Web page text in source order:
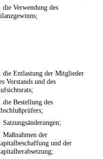
die Verwendung des
die Entlastung der Mitglieder
Vorstands und des
die Bestellung des
Satzungsänderungen;
Maßnahmen der
und der